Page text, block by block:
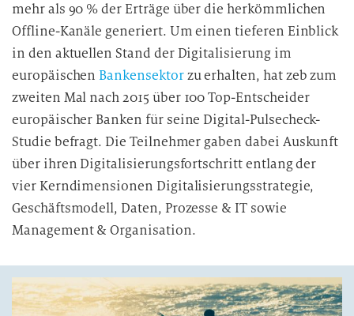
mehr als 90 % der Erträge über die herkömmlichen
Offline-Kanäle generiert. Um einen tieferen Einblick
in den aktuellen Stand der Digitalisierung im
europäischenBankensektorzu erhalten, hat zeb zum
zweiten Mal nach 2015 über 100 Top-Entscheider
europäischer Banken für seine Digital-Pulsecheck-
Studie befragt. Die Teilnehmer gaben dabei Auskunft
über ihren Digitalisierungsfortschritt entlang der
vier Kerndimensionen Digitalisierungsstrategie,
Geschäftsmodell, Daten, Prozesse & IT sowie
Management & Organisation.